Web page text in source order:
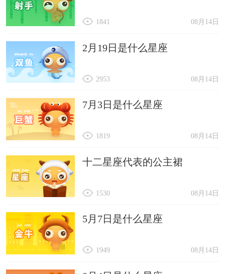
08月14日
1841
2月19日是什么星座
08月14日
2953
7月3日是什么星座
08月14日
1819
十二星座代表的公主裙
08月14日
1530
5月7日是什么星座
08月14日
1949